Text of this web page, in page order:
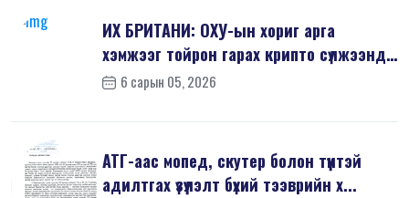
ИХ БРИТАНИ: ОХУ-ын хориг арга
хэмжээг тойрон гарах крипто сүлжээнд
хор...6 сарын 05, 2026
АТГ-аас мопед, скутер болон түүнтэй
адилтгах үзүүлэлт бүхий тээврийн х...